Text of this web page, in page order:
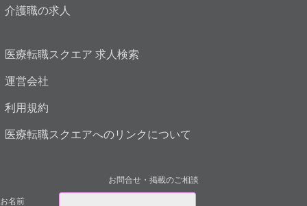
介護職の求人
医療転職スクエア 求人検索
運営会社
利用規約
医療転職スクエアへのリンクについて
お問合せ・掲載のご相談
お名前